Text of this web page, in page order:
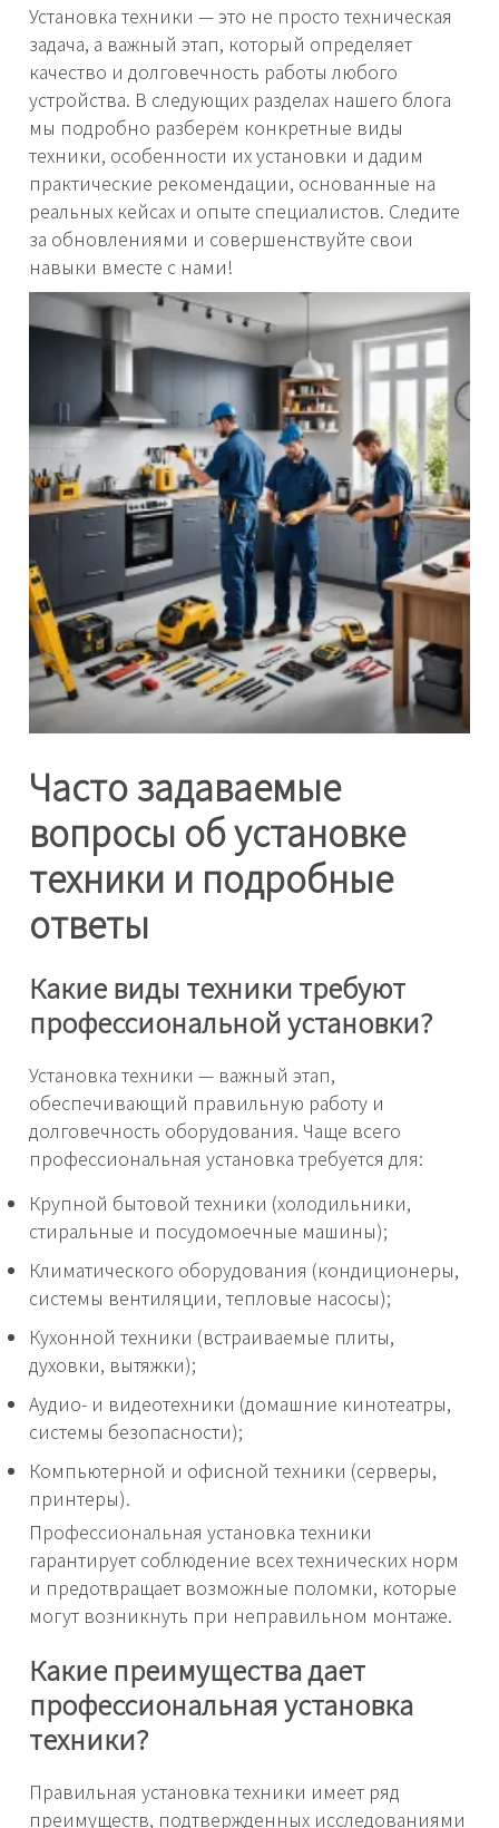
Установка техники — это не просто техническая
задача, а важный этап, который определяет
качество и долговечность работы любого
устройства. В следующих разделах нашего блога
мы подробно разберём конкретные виды
техники, особенности их установки и дадим
практические рекомендации, основанные на
реальных кейсах и опыте специалистов. Следите
за обновлениями и совершенствуйте свои
навыки вместе с нами!
Часто задаваемые
вопросы об установке
техники и подробные
ответы
Какие виды техники требуют
профессиональной установки?
Установка техники — важный этап,
обеспечивающий правильную работу и
долговечность оборудования. Чаще всего
профессиональная установка требуется для:
Крупной бытовой техники (холодильники,
стиральные и посудомоечные машины);
Климатического оборудования (кондиционеры,
системы вентиляции, тепловые насосы);
Кухонной техники (встраиваемые плиты,
духовки, вытяжки);
Аудио- и видеотехники (домашние кинотеатры,
системы безопасности);
Компьютерной и офисной техники (серверы,
принтеры).
Профессиональная установка техники
гарантирует соблюдение всех технических норм
и предотвращает возможные поломки, которые
могут возникнуть при неправильном монтаже.
Какие преимущества дает
профессиональная установка
техники?
Правильная установка техники имеет ряд
преимуществ, подтвержденных исследованиями